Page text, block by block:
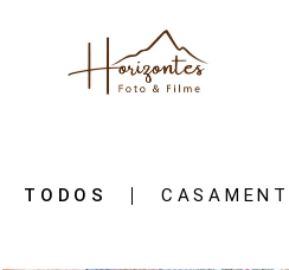
TODOS